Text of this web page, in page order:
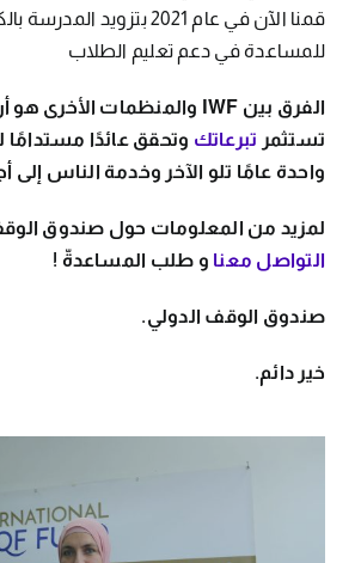
قمنا الآن في عام 2021 بتزويد
للمساعدة في دعم تعليم الطلاب
تستثمر تبرعاتك وتحقق عائدًا مستدامًا
واحدة عامًا تلو الآخر وخدمة الناس
لمزيد من المعلومات حول صندوق
التواصل معنا و طلب المساعدةّ !
صندوق الوقف الدولي.
خير دائم.